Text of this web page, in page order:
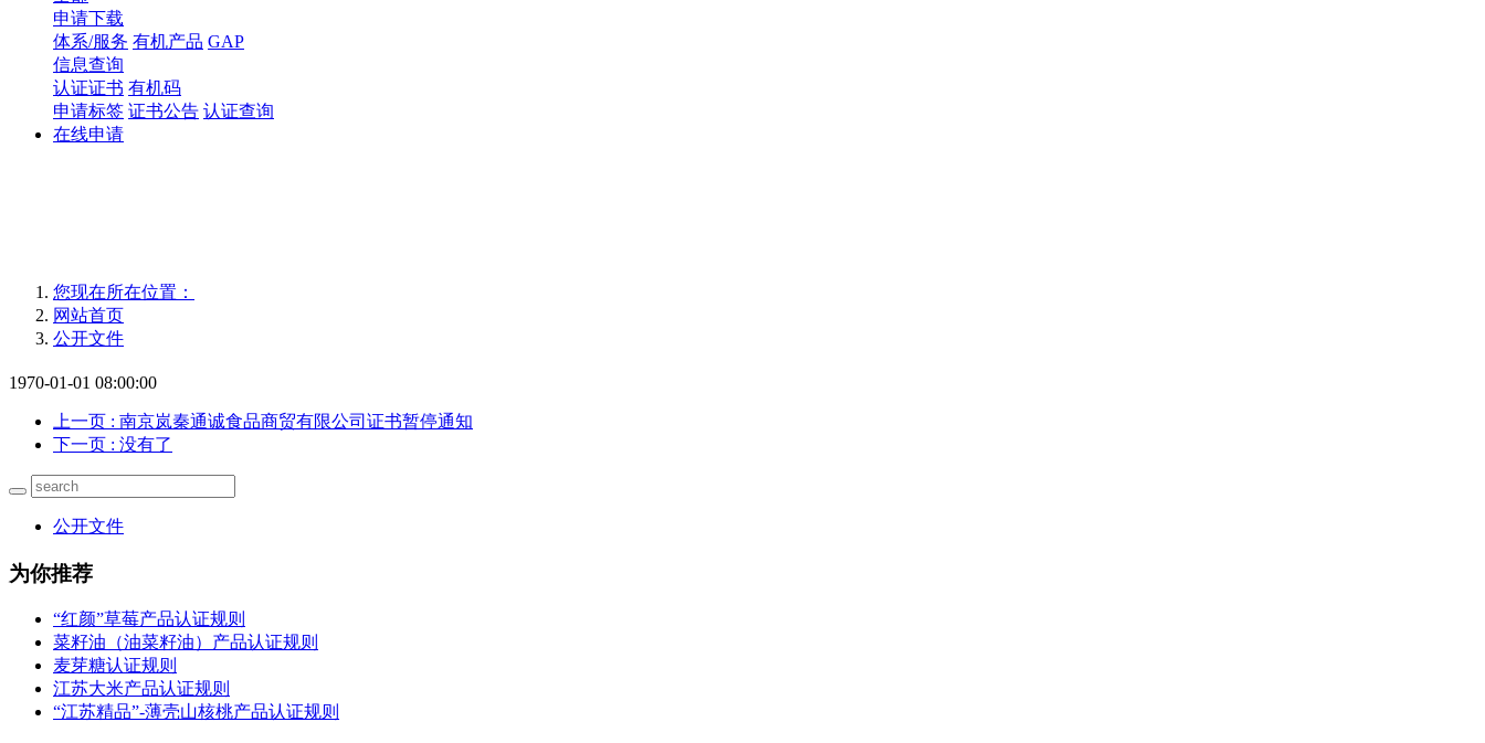
申请下载
体系/服务 有机产品 GAP
信息查询
认证证书 有机码
申请标签 证书公告 认证查询
在线申请
您现在所在位置：
网站首页
公开文件
1970-01-01 08:00:00
上一页 : 南京岚秦通诚食品商贸有限公司证书暂停通知
下一页 : 没有了
公开文件
为你推荐
“红颜”草莓产品认证规则
菜籽油（油菜籽油）产品认证规则
麦芽糖认证规则
江苏大米产品认证规则
“江苏精品”-薄壳山核桃产品认证规则